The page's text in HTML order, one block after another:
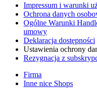
Impressum i warunki
Ochrona danych
Ogólne Warunki
umowy
Deklaracja dostępności
Ustawienia ochrony
Rezygnacja z
Firma
Inne nice Shops